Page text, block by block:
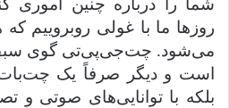
شما را درباره چنین اموری
روزها ما با غولی روبروییم
می‌شود. چت‌جی‌پی‌تی گوی
است و دیگر صرفاً یک
بلکه با توانایی‌های صوتی و